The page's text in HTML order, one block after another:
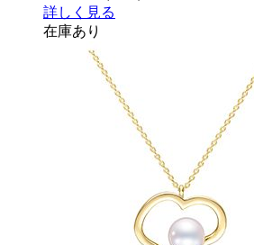
詳しく見る
在庫あり